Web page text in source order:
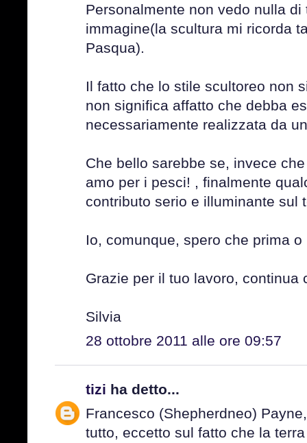
Personalmente non vedo nulla
immagine(la scultura mi ricorda
Pasqua).
Il fatto che lo stile scultoreo non
non significa affatto che debba
necessariamente realizzata da
Che bello sarebbe se, invece
amo per i pesci! , finalmente
contributo serio e illuminante sul
Io, comunque, spero che prima
Grazie per il tuo lavoro, continua
Silvia
28 ottobre 2011 alle ore 09:57
tizi ha detto...
Francesco (Shepherdneo)
tutto, eccetto sul fatto che la